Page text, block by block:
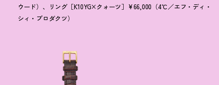
ウード）、リング［K10YG×クォーツ］¥66,000（4℃／エフ・ディ・
シィ・プロダクツ）